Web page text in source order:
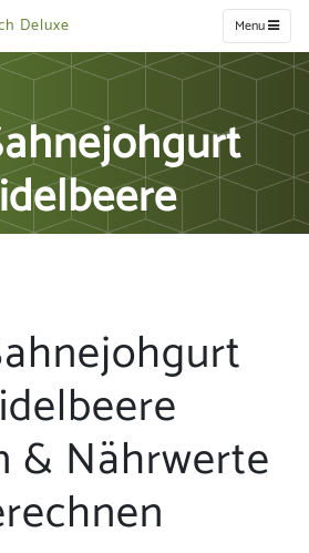
Deluxe Menu
& Nährwerte